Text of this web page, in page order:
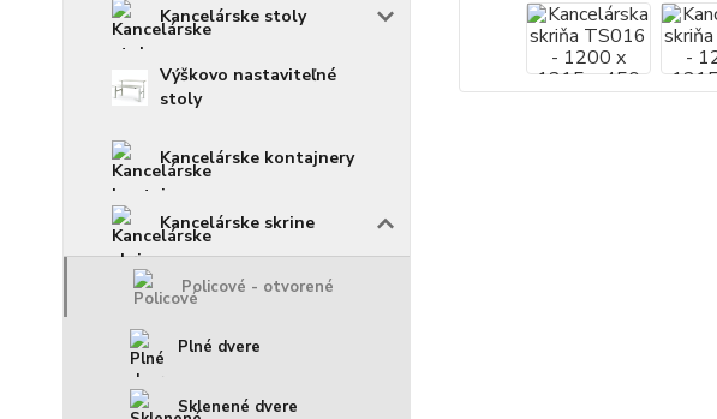
Kancelárske stoly
Výškovo nastaviteľné
stoly
Kancelárske kontajnery
Kancelárske skrine
Policové - otvorené
Plné dvere
Sklenené dvere